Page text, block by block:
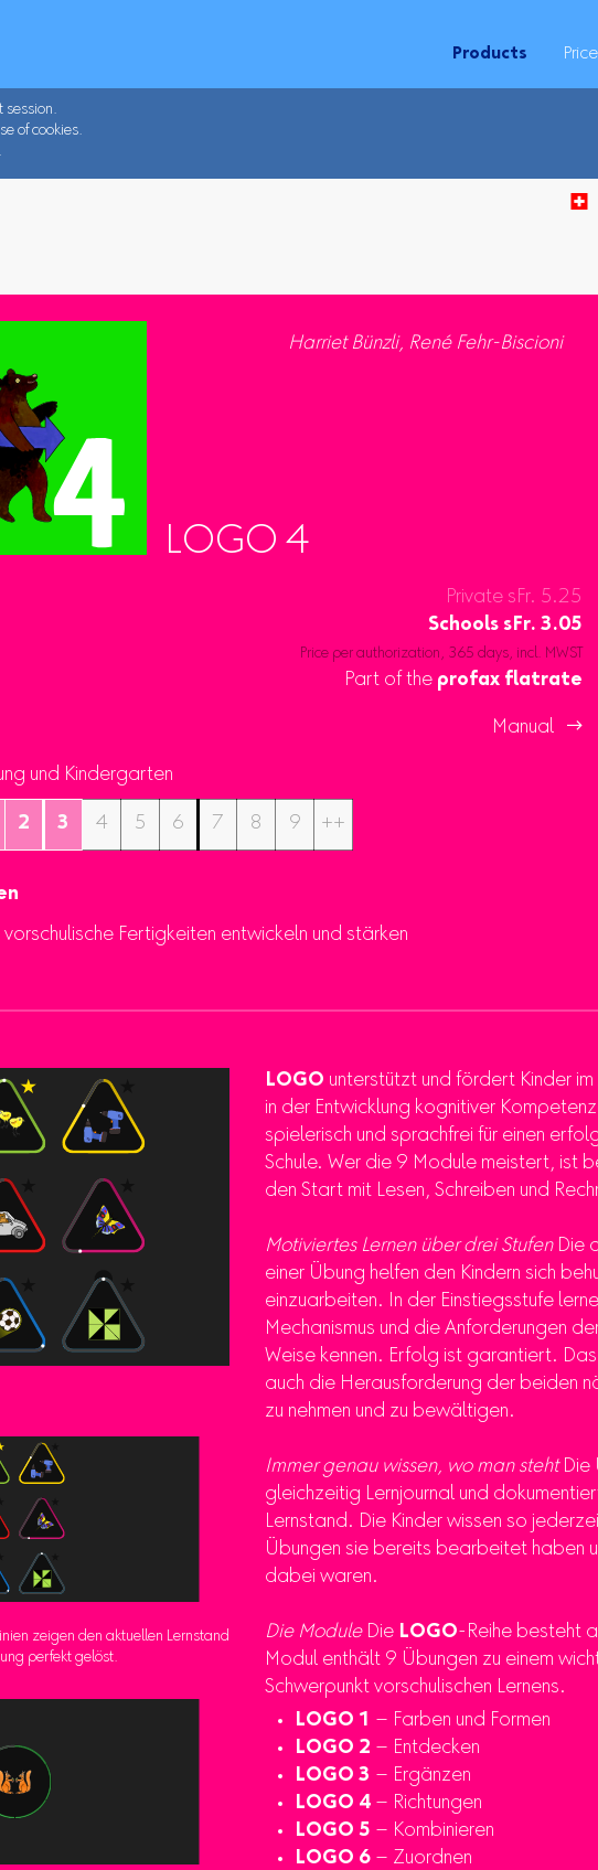
Products
session.
of cookies.
Harriet Bünzli, René Fehr-Biscioni
LOGO 4
Private sFr. 5.25
Schools sFr. 3.05
Price per authorization, 365 days, incl. MWST
Part of the profax flatrate
Manual 
und Kindergarten
2 3 4 5 6 7 8 9 ++
vorschulische Fertigkeiten entwickeln und stärken
zeigen den aktuellen Lernstand
perfekt gelöst.
LOGO unterstützt und fördert Kinder
in der Entwicklung kognitiver
spielerisch und sprachfrei für einen
Schule. Wer die 9 Module meistert, ist
den Start mit Lesen, Schreiben und
Motiviertes Lernen über drei StufenDie
einer Übung helfen den Kindern sich
einzuarbeiten. In der Einstiegsstufe
Mechanismus und die Anforderungen
Weise kennen. Erfolg ist garantiert.
auch die Herausforderung der beiden
zu nehmen und zu bewältigen.
Immer genau wissen, wo man stehtDie
gleichzeitig Lernjournal und
Lernstand. Die Kinder wissen so
Übungen sie bereits bearbeitet haben
dabei waren.
Die ModuleDie LOGO-Reihe besteht
Modul enthält 9 Übungen zu einem
Schwerpunkt vorschulischen Lernens.
LOGO 1 – Farben und Formen
LOGO 2 – Entdecken
LOGO 3 – Ergänzen
LOGO 4 – Richtungen
LOGO 5 – Kombinieren
LOGO 6 – Zuordnen